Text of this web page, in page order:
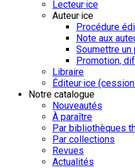
Lecteur·ice
Auteur·ice
Procédure
Note aux
Soumettre un
Promotion,
Libraire
Éditeur·ice
Notre catalogue
Nouveautés
À paraître
Par bibliothèques
Par collections
Revues
Actualités